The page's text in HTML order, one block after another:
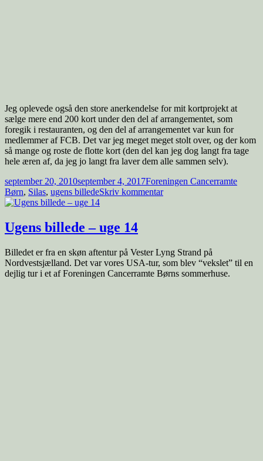
Jeg oplevede også den store anerkendelse for mit kortprojekt at
sælge mere end 200 kort under den del af arrangementet, som
foregik i restauranten, og den del af arrangementet var kun for
medlemmer af FCB. Det var jeg meget meget stolt over, og der kom
så mange og roste de flotte kort (den del kan jeg dog langt fra tage
hele æren af, da jeg jo langt fra laver dem alle sammen selv).
september 20, 2010september 4, 2017Foreningen Cancerramte
Børn, Silas, ugens billedeSkriv kommentar
Ugens billede – uge 14
Billedet er fra en skøn aftentur på Vester Lyng Strand på
Nordvestsjælland. Det var vores USA-tur, som blev “vekslet” til en
dejlig tur i et af Foreningen Cancerramte Børns sommerhuse.